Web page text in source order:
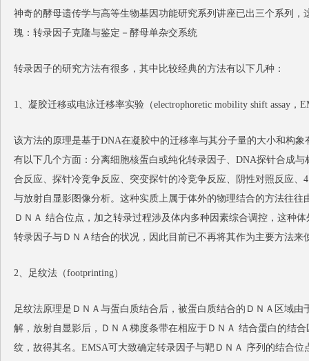
神奇的酵母遗传学与高等生物基因功能研究系列讲座已出三个系列
瑰：转录因子克隆与鉴定－酵母单杂交系统
转录因子的研究方法有很多，其中比较经典的方法有以下几种：
1、凝胶迁移或电泳迁移率实验（electrophoretic mobility shift assay，
该方法的原理是基于DNA在凝胶中的迁移率与其分子量的大小和构
有以下几个方面：分离细胞核蛋白或纯化转录因子、DNA探针合成
合反应、探针冷竞争反应、突变探针的冷竞争反应、阴性对照反应
与放射自显影图像分析。这种实质上属于体外的物理结合的方法往
ＤＮＡ 结合位点，加之转录过程涉及体内多种因素综合调控，这种
转录因子与ＤＮＡ结合的状况，因此目前已不再将其作为主要方法来
2、足纹法（footprinting）
足纹法原理是ＤＮＡ与蛋白质结合后，被蛋白质结合的ＤＮＡ区域由
解，放射自显影后，ＤＮＡ梯度条带在相应于ＤＮＡ 结合蛋白的结
纹，故得其名。EMSA可大致确定转录因子与靶ＤＮＡ 序列的结合